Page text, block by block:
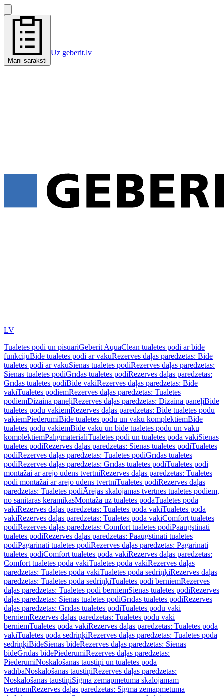
Mani saraksti
Uz geberit.lv
LV
Tualetes podi un pisuāriGeberit AquaClean tualetes podi ar bidē
funkcijuBidē tualetes podi ar vākuRezerves daļas paredzētas: Bidē
tualetes podi ar vākuSienas tualetes podiRezerves daļas paredzētas:
Sienas tualetes podiGrīdas tualetes podiRezerves daļas paredzētas:
Grīdas tualetes podiBidē vākiRezerves daļas paredzētas: Bidē
vākiTualetes podiemRezerves daļas paredzētas: Tualetes
podiemDizaina paneļiRezerves daļas paredzētas: Dizaina paneļiBidē
tualetes podu vākiemRezerves daļas paredzētas: Bidē tualetes podu
vākiemPiederumiBidē tualetes podu un vāku komplektiemBidē
tualetes podu vākiemBidē vāku un bidē tualetes podu un vāku
komplektiemPalīgmateriāliTualetes podi un tualetes poda vākiSienas
tualetes podiRezerves daļas paredzētas: Sienas tualetes podiTualetes
podiRezerves daļas paredzētas: Tualetes podiGrīdas tualetes
podiRezerves daļas paredzētas: Grīdas tualetes podiTualetes podi
montāžai ar ārējo ūdens tvertniRezerves daļas paredzētas: Tualetes
podi montāžai ar ārējo ūdens tvertniTualetes podiRezerves daļas
paredzētas: Tualetes podiĀrējās skalojamās tvertnes tualetes podiem,
no sanitārās keramikasMontāža uz tualetes podaTualetes poda
vākiRezerves daļas paredzētas: Tualetes poda vākiTualetes poda
vākiRezerves daļas paredzētas: Tualetes poda vākiComfort tualetes
podiRezerves daļas paredzētas: Comfort tualetes podiPaaugstināti
tualetes podiRezerves daļas paredzētas: Paaugstināti tualetes
podiPagarināti tualetes podiRezerves daļas paredzētas: Pagarināti
tualetes podiComfort tualetes poda vākiRezerves daļas paredzētas:
Comfort tualetes poda vākiTualetes poda vākiRezerves daļas
paredzētas: Tualetes poda vākiTualetes poda sēdriņķiRezerves daļas
paredzētas: Tualetes poda sēdriņķiTualetes podi bērniemRezerves
daļas paredzētas: Tualetes podi bērniemSienas tualetes podiRezerves
daļas paredzētas: Sienas tualetes podiGrīdas tualetes podiRezerves
daļas paredzētas: Grīdas tualetes podiTualetes podu vāki
bērniemRezerves daļas paredzētas: Tualetes podu vāki
bērniemTualetes poda vākiRezerves daļas paredzētas: Tualetes poda
vākiTualetes poda sēdriņķiRezerves daļas paredzētas: Tualetes poda
sēdriņķiBidēSienas bidēRezerves daļas paredzētas: Sienas
bidēGrīdas bidēPiederumiRezerves daļas paredzētas:
PiederumiNoskalošanas taustiņi un tualetes poda
vadībaNoskalošanas taustiņiRezerves daļas paredzētas:
Noskalošanas taustiņiSigma zemapmetuma skalojamām
tvertnēmRezerves daļas paredzētas: Sigma zemapmetuma